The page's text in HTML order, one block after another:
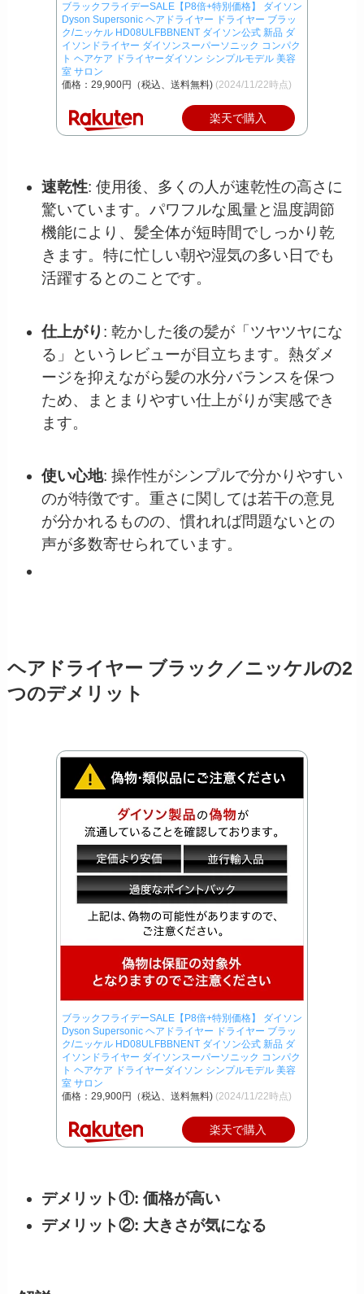
ブラックフライデーSALE【P8倍+特別価格】 ダイソン
Dyson Supersonic ヘアドライヤー ドライヤー ブラッ
ク/ニッケル HD08ULFBBNENT ダイソン公式 新品 ダ
イソンドライヤー ダイソンスーパーソニック コンパク
ト ヘアケア ドライヤーダイソン シンプルモデル 美容
室 サロン
価格：29,900円（税込、送料無料) (2024/11/22時点)
楽天で購入
速乾性: 使用後、多くの人が速乾性の高さに
驚いています。パワフルな風量と温度調節
機能により、髪全体が短時間でしっかり乾
きます。特に忙しい朝や湿気の多い日でも
活躍するとのことです。
仕上がり : 乾かした後の髪が「ツヤツヤにな
る」というレビューが目立ちます。熱ダメ
ージを抑えながら髪の水分バランスを保つ
ため、まとまりやすい仕上がりが実感でき
ます。
使い心地: 操作性がシンプルで分かりやすい
のが特徴です。重さに関しては若干の意見
が分かれるものの、慣れれば問題ないとの
声が多数寄せられています。
ヘアドライヤー ブラック／ニッケルの2
つのデメリット
ブラックフライデーSALE【P8倍+特別価格】 ダイソン
Dyson Supersonic ヘアドライヤー ドライヤー ブラッ
ク/ニッケル HD08ULFBBNENT ダイソン公式 新品 ダ
イソンドライヤー ダイソンスーパーソニック コンパク
ト ヘアケア ドライヤーダイソン シンプルモデル 美容
室 サロン
価格：29,900円（税込、送料無料) (2024/11/22時点)
楽天で購入
デメリット①: 価格が高い
デメリット②: 大きさが気になる